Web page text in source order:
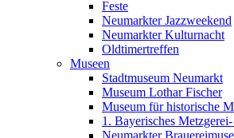
Feste
Neumarkter Jazzweekend
Neumarkter Kulturnacht
Oldtimertreffen
Museen
Stadtmuseum Neumarkt
Museum Lothar Fischer
Museum für historische
1. Bayerisches
Neumarkter